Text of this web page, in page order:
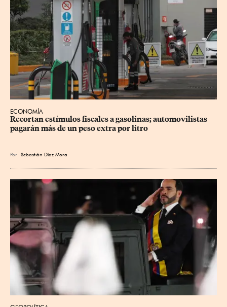
ECONOMÍA
Recortan estímulos fiscales a gasolinas; automovilistas
pagarán más de un peso extra por litro
Por Sebastián Díaz Mora